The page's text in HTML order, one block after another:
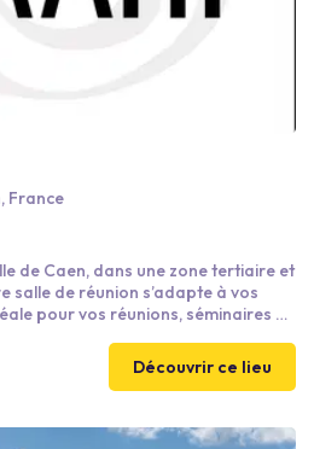
France
de Caen, dans une zone tertiaire et
salle de réunion s’adapte à vos
debout. Son aménagement
l’espace à votre format
Découvrir ce lieu